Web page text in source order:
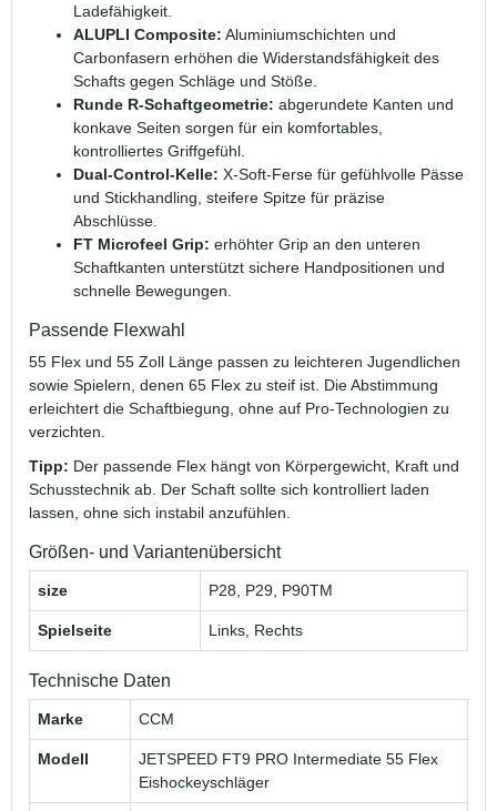
Ladefähigkeit.
ALUPLI Composite: Aluminiumschichten und
Carbonfasern erhöhen die Widerstandsfähigkeit des
Schafts gegen Schläge und Stöße.
Runde R-Schaftgeometrie: abgerundete Kanten und
konkave Seiten sorgen für ein komfortables,
kontrolliertes Griffgefühl.
Dual-Control-Kelle: X-Soft-Ferse für gefühlvolle Pässe
und Stickhandling, steifere Spitze für präzise
Abschlüsse.
FT Microfeel Grip: erhöhter Grip an den unteren
Schaftkanten unterstützt sichere Handpositionen und
schnelle Bewegungen.
Passende Flexwahl
55 Flex und 55 Zoll Länge passen zu leichteren Jugendlichen
sowie Spielern, denen 65 Flex zu steif ist. Die Abstimmung
erleichtert die Schaftbiegung, ohne auf Pro-Technologien zu
verzichten.
Tipp: Der passende Flex hängt von Körpergewicht, Kraft und
Schusstechnik ab. Der Schaft sollte sich kontrolliert laden
lassen, ohne sich instabil anzufühlen.
Größen- und Variantenübersicht
size P28, P29, P90TM
Spielseite Links, Rechts
Technische Daten
Marke CCM
Modell
JETSPEED FT9 PRO Intermediate 55 Flex
Eishockeyschläger